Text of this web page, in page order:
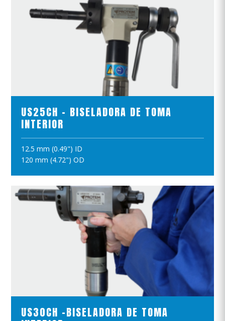
US25CH - BISELADORA DE TOMA
INTERIOR
12.5 mm (0.49") ID
120 mm (4.72") OD
VER EL PRODUCTO
AÑADIR A LA CESTA
US30CH -BISELADORA DE TOMA
VER EL PRODUCTO